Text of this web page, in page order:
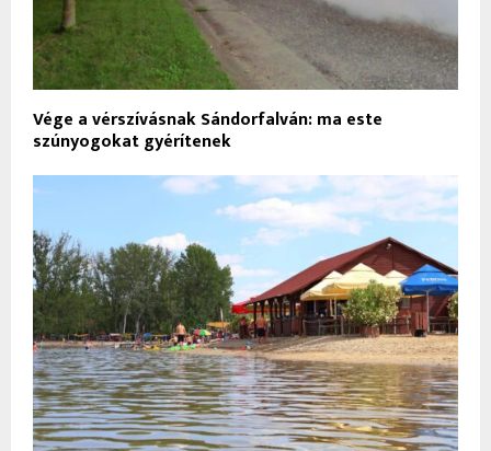
Vége a vérszívásnak Sándorfalván: ma este
szúnyogokat gyérítenek